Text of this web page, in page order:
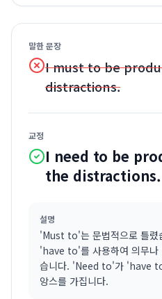
말한 문장
I must to be
distractions.
교정
I need to be
the distractions.
설명
'Must to'는 문법적으로 틀
'have to'를 사용하여 의무나
습니다. 'Need to'가 'have
앙스를 가집니다.